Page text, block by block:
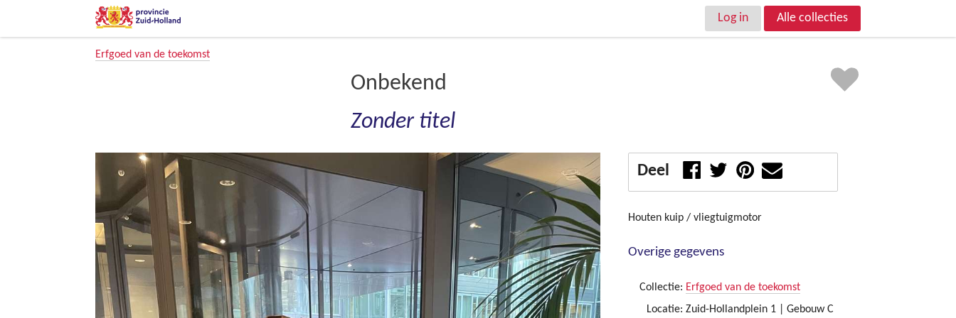
Log in Alle collecties
Erfgoed van de toekomst
Onbekend
Zonder titel
Deel
Houten kuip / vliegtuigmotor
Overige gegevens
Collectie: Erfgoed van de toekomst
Locatie: Zuid-Hollandplein 1 | Gebouw C